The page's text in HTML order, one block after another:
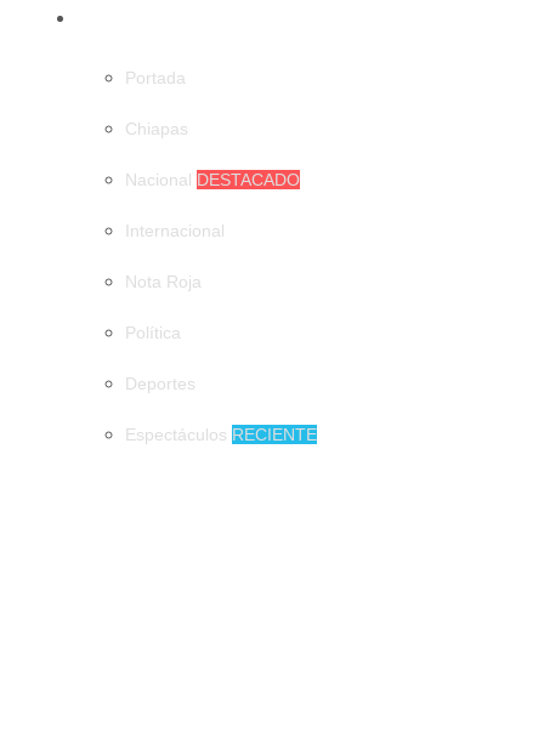
Portada
Chiapas
Nacional DESTACADO
Internacional
Nota Roja
Política
Deportes
Espectáculos RECIENTE